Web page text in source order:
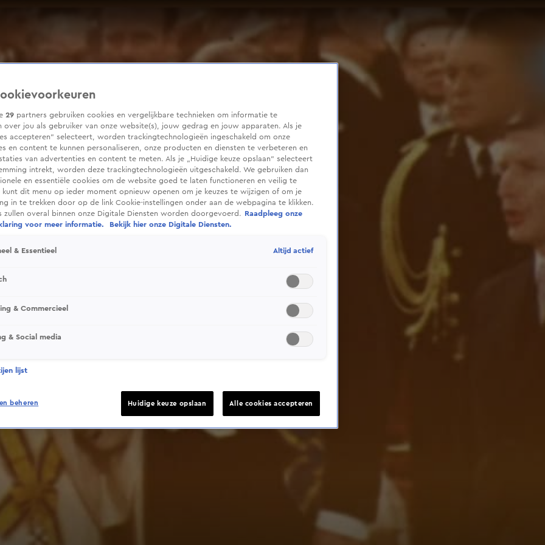
29 partners gebruiken cookies en vergelijkbare technieken om informatie te
over jou als gebruiker van onze website(s), jouw gedrag en jouw apparaten. Als je
accepteren” selecteert, worden trackingtechnologieën ingeschakeld om onze
en content te kunnen personaliseren, onze producten en diensten te verbeteren en
van advertenties en content te meten. Als je „Huidige keuze opslaan” selecteert
intrekt, worden deze trackingtechnologieën uitgeschakeld. We gebruiken dan
en essentiële cookies om de website goed te laten functioneren en veilig te
kunt dit menu op ieder moment opnieuw openen om je keuzes te wijzigen of om je
in te trekken door op de link Cookie-instellingen onder aan de webpagina te klikken.
zullen overal binnen onze Digitale Diensten worden doorgevoerd.
Raadpleeg onze
voor meer informatie.
Bekijk hier onze Digitale Diensten.
& Essentieel Altijd actief
& Commercieel
& Social media
lijst
beheren Huidige keuze opslaan Alle cookies accepteren